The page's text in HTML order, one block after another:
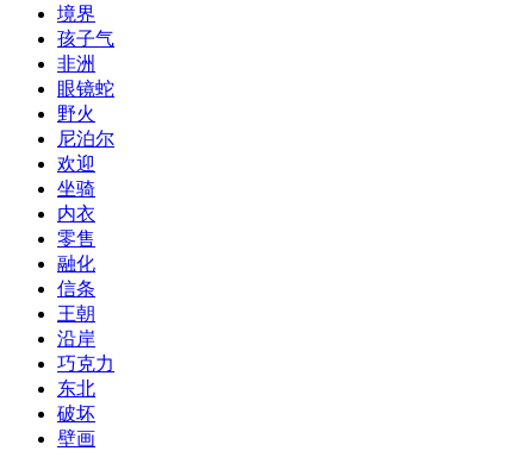
境界
孩子气
非洲
眼镜蛇
野火
尼泊尔
欢迎
坐骑
内衣
零售
融化
信条
王朝
沿岸
巧克力
东北
破坏
壁画